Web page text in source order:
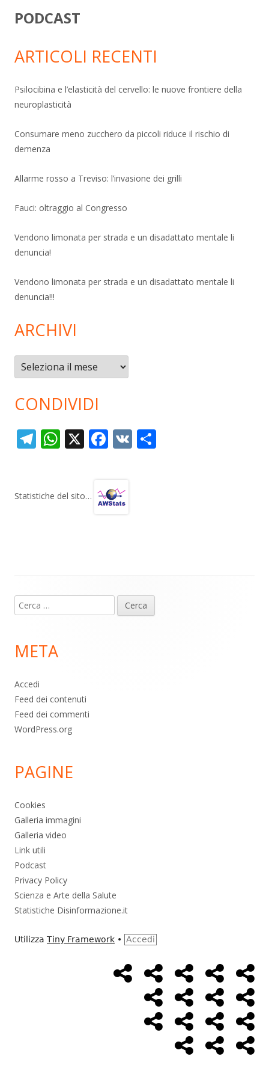
PODCAST
ARTICOLI RECENTI
Psilocibina e l’elasticità del cervello: le nuove frontiere della
neuroplasticità
Consumare meno zucchero da piccoli riduce il rischio di
demenza
Allarme rosso a Treviso: l’invasione dei grilli
Fauci: oltraggio al Congresso
Vendono limonata per strada e un disadattato mentale li
denuncia!
Vendono limonata per strada e un disadattato mentale li
denuncia!!!
ARCHIVI
Archivi
CONDIVIDI
T
gr
W
s
X F
b
V
Statistiche del sito…
piè
pagina
Ricerca
per:
META
Accedi
Feed dei contenuti
Feed dei commenti
WordPress.org
PAGINE
Cookies
Galleria immagini
Galleria video
Link utili
Podcast
Privacy Policy
Scienza e Arte della Salute
Statistiche Disinformazione.it
Utilizza Tiny Framework • Accedi
MenùHome
Page
Alimentazione
AmbienteBambini
Cancro ControlloEconomia
FarmaciMassoneriaNWO
Salute Storia